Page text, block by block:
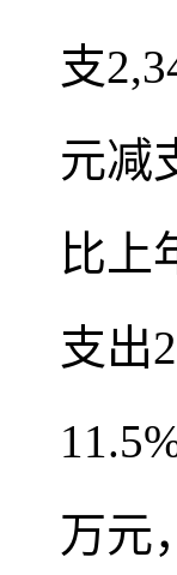
支
元减
比上
支出
万元